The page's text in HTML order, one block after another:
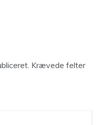
Krævede felter